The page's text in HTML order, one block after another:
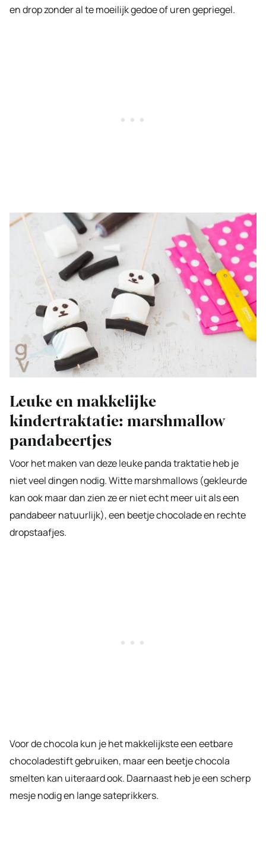
en drop zonder al te moeilijk gedoe of uren gepriegel.
Leuke en makkelijke
kindertraktatie: marshmallow
pandabeertjes
Voor het maken van deze leuke panda traktatie heb je
niet veel dingen nodig. Witte marshmallows (gekleurde
kan ook maar dan zien ze er niet echt meer uit als een
pandabeer natuurlijk), een beetje chocolade en rechte
dropstaafjes.
Voor de chocola kun je het makkelijkste een eetbare
chocoladestift gebruiken, maar een beetje chocola
smelten kan uiteraard ook. Daarnaast heb je een scherp
mesje nodig en lange sateprikkers.